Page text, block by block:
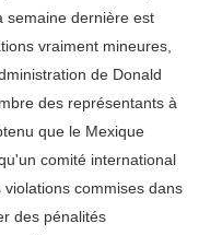
semaine dernière est
vraiment mineures,
de Donald
des représentants à
que le Mexique
comité international
commises dans
des pénalités